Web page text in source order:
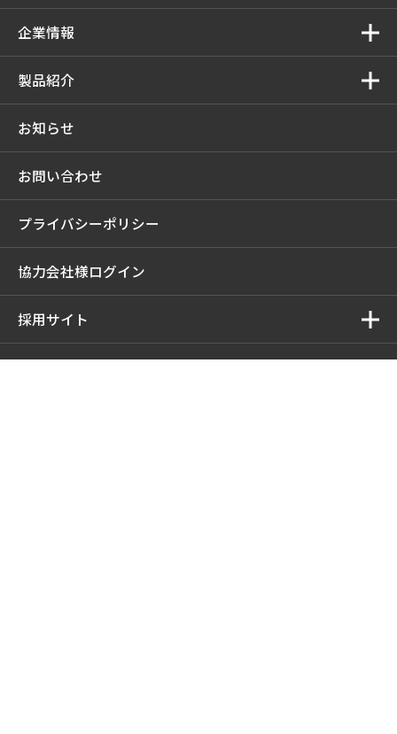
企業情報
製品紹介
お知らせ
お問い合わせ
プライバシーポリシー
協力会社様ログイン
採用サイト